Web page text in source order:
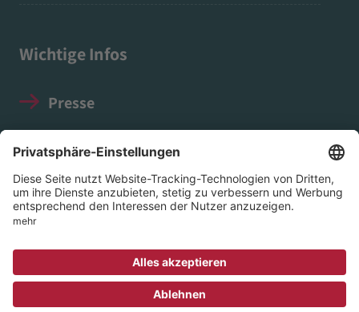
Wichtige Infos
Presse
Impressum
Datenschutz
© 2026 EVIM - Evangelischer Verein für Innere
Mission in Nassau